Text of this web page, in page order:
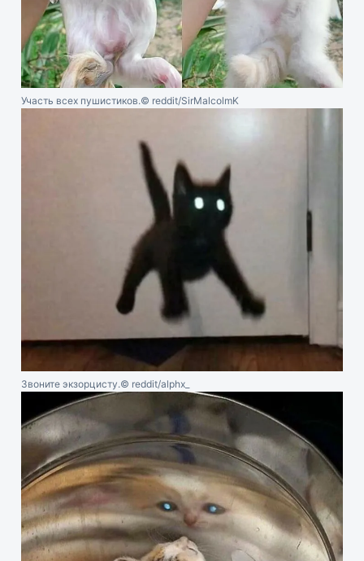
Участь всех пушистиков.© reddit/SirMalcolmK
Звоните экзорцисту.© reddit/alphx_